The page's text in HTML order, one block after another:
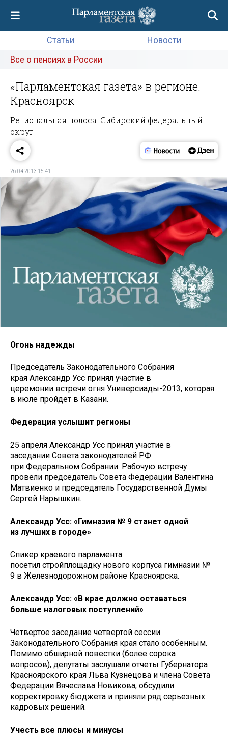
Статьи
Новости
Все о пенсиях в России
«Парламентская газета» в регионе.
Красноярск
Региональная полоса. Сибирский федеральный
округ
26.04.2013 15:41
Огонь надежды
Председатель Законодательного Собрания
края Александр Усс принял участие в
церемонии встречи огня Универсиады-2013, которая
в июле пройдет в Казани.
Федерация услышит регионы
25 апреля Александр Усс принял участие в
заседании Совета законодателей РФ
при Федеральном Собрании. Рабочую встречу
провели председатель Совета Федерации Валентина
Матвиенко и председатель Государственной Думы
Сергей Нарышкин.
Александр Усс: «Гимназия № 9 станет одной
из лучших в городе»
Спикер краевого парламента
посетил стройплощадку нового корпуса гимназии №
9 в Железнодорожном районе Красноярска.
Александр Усс: «В крае должно оставаться
больше налоговых поступлений»
Четвертое заседание четвертой сессии
Законодательного Собрания края стало особенным.
Помимо обширной повестки (более сорока
вопросов), депутаты заслушали отчеты Губернатора
Красноярского края Льва Кузнецова и члена Совета
Федерации Вячеслава Новикова, обсудили
корректировку бюджета и приняли ряд серьезных
кадровых решений.
Учесть все плюсы и минусы